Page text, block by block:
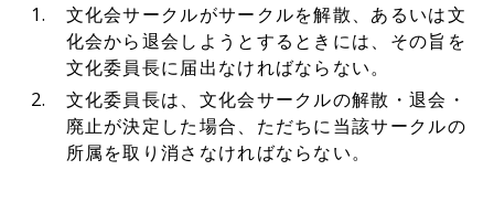
文化会サークルがサークルを解散、あるいは文
化会から退会しようとするときには、その旨を
文化委員長に届出なければならない。
文化委員長は、文化会サークルの解散・退会・
廃止が決定した場合、ただちに当該サークルの
所属を取り消さなければならない。